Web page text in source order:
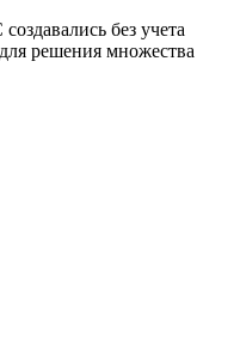
без учета
решения множества